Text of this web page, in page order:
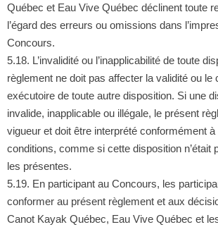
Québec et Eau Vive Québec déclinent toute
l’égard des erreurs ou omissions dans
Concours.
5.18. L’invalidité ou l’inapplicabilité de toute
règlement ne doit pas affecter la validité ou le
exécutoire de toute autre disposition. Si une
invalide, inapplicable ou illégale, le présent
vigueur et doit être interprété conformément
conditions, comme si cette disposition n’était
les présentes.
5.19. En participant au Concours, les
conformer au présent règlement et aux
Canot Kayak Québec, Eau Vive Québec et